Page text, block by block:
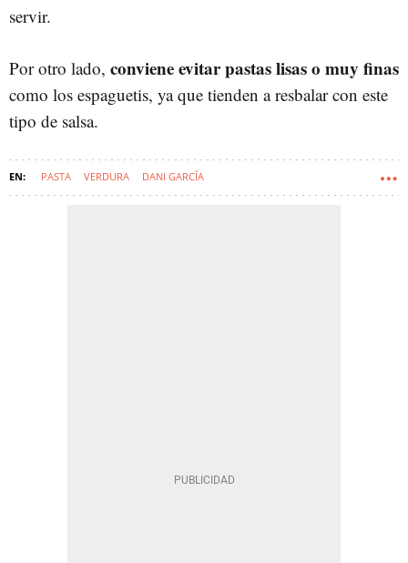
servir.
Por otro lado, conviene evitar pastas lisas o muy finas
como los espaguetis, ya que tienden a resbalar con este
tipo de salsa.
PASTA VERDURA DANI GARCÍA